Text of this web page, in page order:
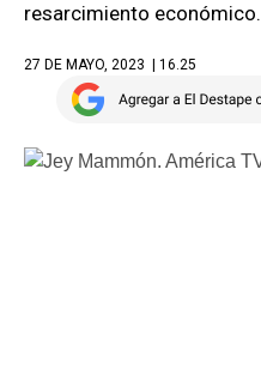
resarcimiento económico.
27 DE MAYO, 2023 | 16.25